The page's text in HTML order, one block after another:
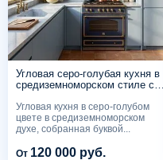
Угловая серо-голубая кухня в
средиземноморском стиле с
Угловая кухня в серо-голубом
цвете в средиземноморском
духе, собранная буквой...
От 120 000 руб.